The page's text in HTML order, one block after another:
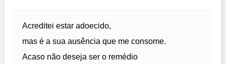
Acreditei estar adoecido,
mas é a sua ausência que me consome.
Acaso não deseja ser o remédio